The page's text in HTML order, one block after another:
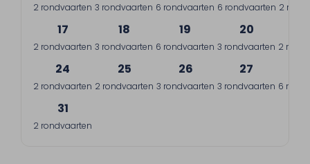
2 rondvaarten 3 rondvaarten 6 rondvaarten 6 rondvaarten 2
17
2 rondvaarten
18
3 rondvaarten
19
6 rondvaarten
20
3 rondvaarten 2
24
2 rondvaarten
25
2 rondvaarten
26
3 rondvaarten
27
3 rondvaarten 6
31
2 rondvaarten